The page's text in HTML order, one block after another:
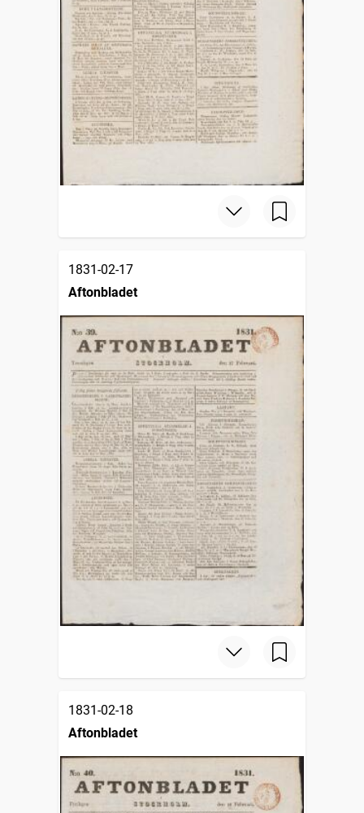
1831-02-17
Aftonbladet
1831-02-18
Aftonbladet